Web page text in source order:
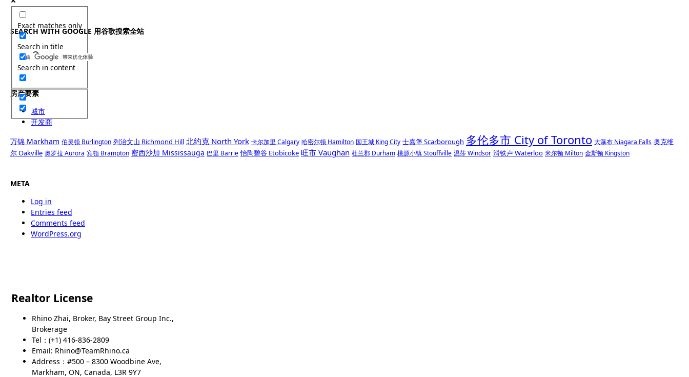
Exact matches only
Search in title
Search in content
SEARCH WITH GOOGLE 用谷歌搜索全站
房产要素
城市
开发商
万锦 Markham 伯灵顿 Burlington 列治文山 Richmond Hill 北约克 North York 卡尔加里 Calgary 哈密尔顿 Hamilton 国王城 King City 士嘉堡 Scarborough 多伦多市 City of Toronto 大瀑布 Niagara Falls 奥克维
尔 Oakville 奥罗拉 Aurora 宾顿 Brampton 密西沙加 Mississauga 巴里 Barrie 怡陶碧谷 Etobicoke 旺市 Vaughan 杜兰郡 Durham 桃源小镇 Stouffville 温莎 Windsor 滑铁卢 Waterloo 米尔顿 Milton 金斯顿 Kingston
META
Log in
Entries feed
Comments feed
WordPress.org
Realtor License
Rhino Zhai, Broker, Bay Street Group Inc.,
Brokerage
Tel：(+1) 416-836-2809
Email: Rhino@TeamRhino.ca
Address：#500 – 8300 Woodbine Ave,
Markham, ON, Canada, L3R 9Y7